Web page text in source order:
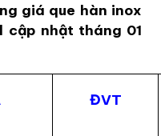
giá que hàn inox
cập nhật tháng 01
ĐVT